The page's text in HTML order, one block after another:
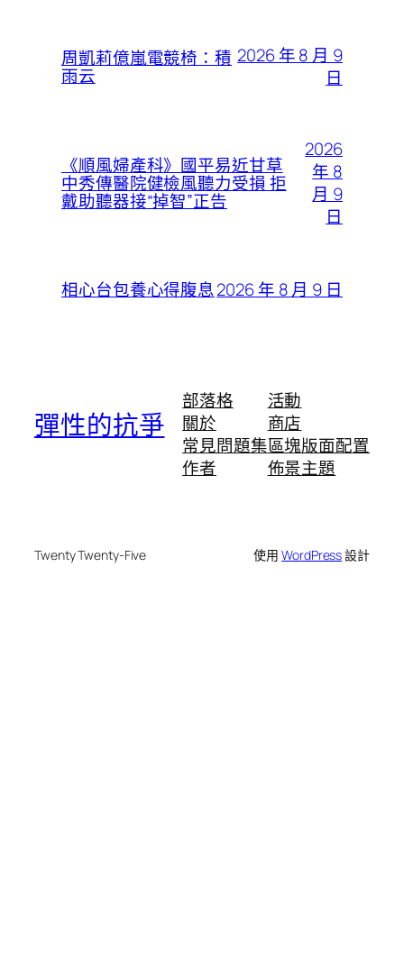
周凱莉億嵐電競椅：積
雨云
2026 年 8 月 9
日
《順風婦產科》國平易近甘草
中秀傳醫院健檢風聽力受損 拒
戴助聽器接“掉智”正告
2026
年 8
月 9
日
相心台包養心得腹息2026 年 8 月 9 日
彈性的抗爭
部落格
關於
常見問題集
作者
活動
商店
區塊版面配置
佈景主題
Twenty Twenty-Five 使用WordPress設計